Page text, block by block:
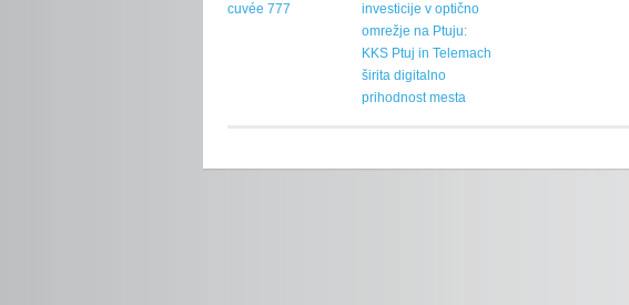
cuvée 777
investicije v optično
omrežje na Ptuju:
KKS Ptuj in Telemach
širita digitalno
prihodnost mesta